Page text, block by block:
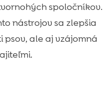
spoločníkov.
nástrojov sa zlepšia
psov, ale aj vzájomná